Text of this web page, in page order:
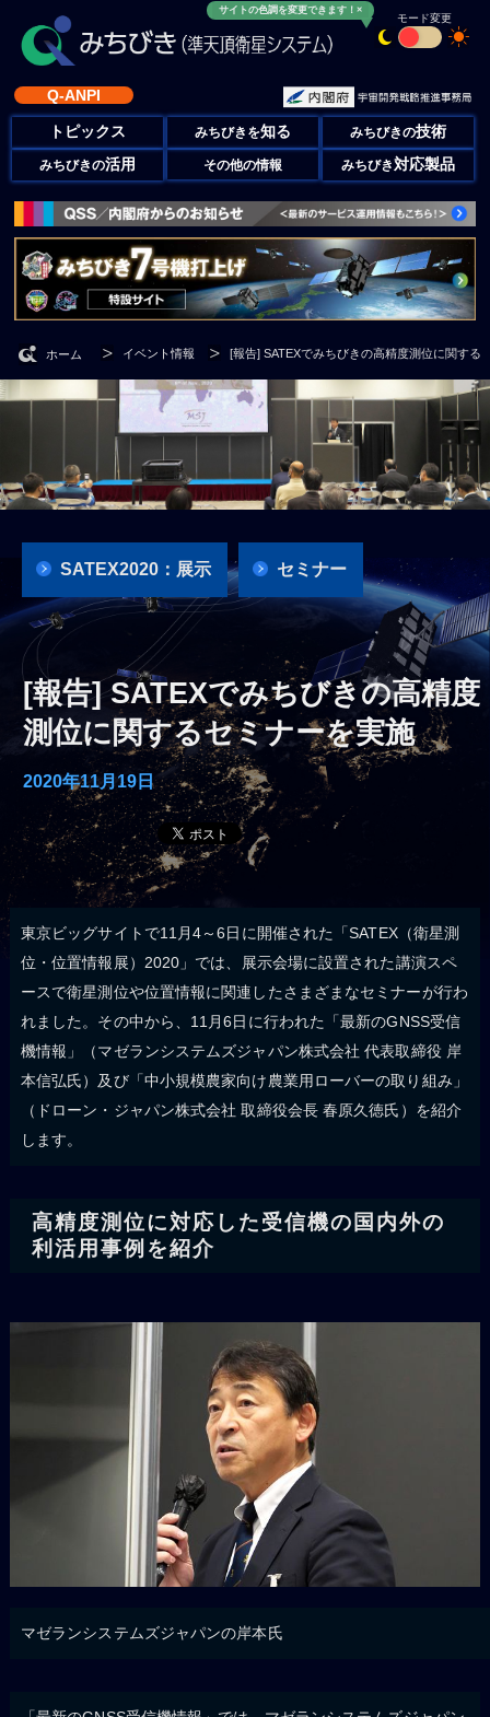
サイトの色調を変更できます！×
モード変更
Q-ANPI
トピックス みちびきを知る みちびきの技術
みちびきの活用 その他の情報 みちびき対応製品
ホーム イベント情報 [報告] SATEXでみちびきの高精度測位に関する
SATEX2020：展示 セミナー
[報告] SATEXでみちびきの高精度
測位に関するセミナーを実施
2020年11月19日
東京ビッグサイトで11月4～6日に開催された「SATEX（衛星測
位・位置情報展）2020」では、展示会場に設置された講演スペ
ースで衛星測位や位置情報に関連したさまざまなセミナーが行わ
れました。その中から、11月6日に行われた「最新のGNSS受信
機情報」（マゼランシステムズジャパン株式会社 代表取締役 岸
本信弘氏）及び「中小規模農家向け農業用ローバーの取り組み」
（ドローン・ジャパン株式会社 取締役会長 春原久徳氏）を紹介
します。
高精度測位に対応した受信機の国内外の
利活用事例を紹介
マゼランシステムズジャパンの岸本氏